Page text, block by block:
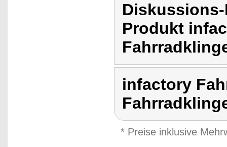
Produkt
infactory
* Preise inklusive